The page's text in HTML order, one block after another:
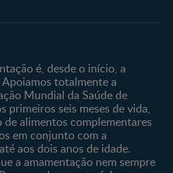
Comprar
Os nossos produtos
As nossas marcas
é, desde o início, a
totalmente a
Mundial da Saúde de
primeiros seis meses de vida,
alimentos complementares
em conjunto com a
aos dois anos de idade.
a amamentação nem sempre